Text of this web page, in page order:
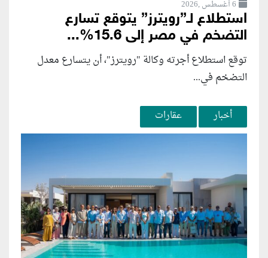
6 أغسطس ,2026
استطلاع لـ”رويترز” يتوقع تسارع
التضخم في مصر إلى 15.6%...
توقع استطلاع أجرته وكالة "رويترز"، أن يتسارع ‌معدل
التضخم في...
أخبار عقارات